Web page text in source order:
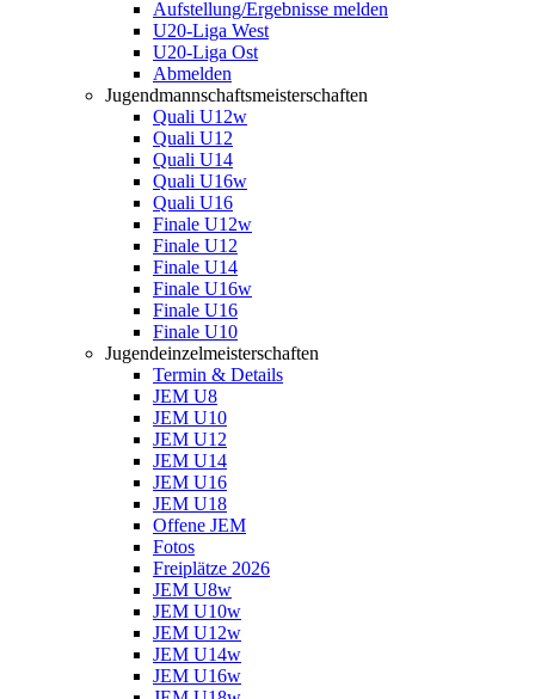
Aufstellung/Ergebnisse melden
U20-Liga West
U20-Liga Ost
Abmelden
Jugendmannschaftsmeisterschaften
Quali U12w
Quali U12
Quali U14
Quali U16w
Quali U16
Finale U12w
Finale U12
Finale U14
Finale U16w
Finale U16
Finale U10
Jugendeinzelmeisterschaften
Termin & Details
JEM U8
JEM U10
JEM U12
JEM U14
JEM U16
JEM U18
Offene JEM
Fotos
Freiplätze 2026
JEM U8w
JEM U10w
JEM U12w
JEM U14w
JEM U16w